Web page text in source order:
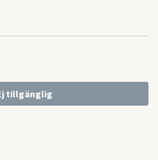
tillgänglig